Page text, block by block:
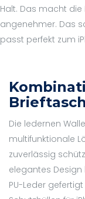
Halt. Das macht
angenehmer. Das
passt perfekt zum
Die ledernen
multifunktionale
zuverlässig
elegantes Design
PU-Leder